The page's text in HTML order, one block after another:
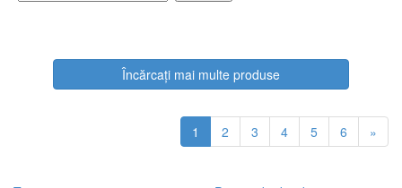
Încărcați mai multe produse
1 2 3 4 5 6 »